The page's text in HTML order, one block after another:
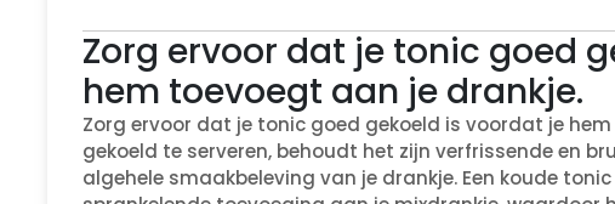
Zorg ervoor dat je tonic goed
hem toevoegt aan je drankje.
Zorg ervoor dat je tonic goed gekoeld is voordat je
gekoeld te serveren, behoudt het zijn verfrissende en
algehele smaakbeleving van je drankje. Een koude